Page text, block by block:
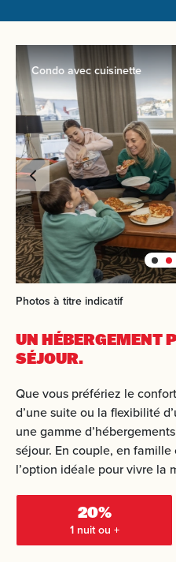
Condo avec cuisinette
Photos à titre indicatif
UN HÉBERGEMENT
SÉJOUR.
Que vous préfériez le
d’une suite ou la flexibilité
une gamme
séjour. En couple, en
l’option idéale pour vivre la
20%
1 nuit ou +